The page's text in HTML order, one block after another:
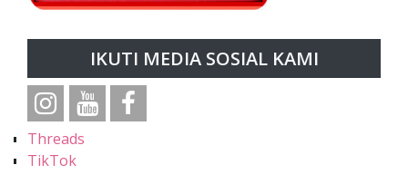
IKUTI MEDIA SOSIAL KAMI
Threads
TikTok